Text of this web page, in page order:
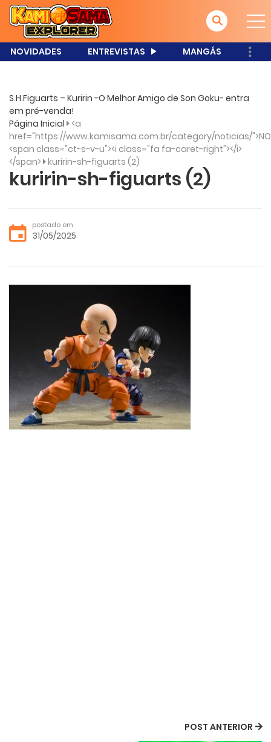
NOVIDADES ENTREVISTAS MANGÁS
S.H.Figuarts – Kuririn -O Melhor Amigo de Son Goku- entra
em pré-venda!
Página Inicial <a
href="https://www.kamisama.com.br/category/noticias/
<span class="ct-s-v-u"><i class="fa fa-caret-right"></i>
</span> kuririn-sh-figuarts (2)
kuririn-sh-figuarts (2)
postado em
31/05/2025
POST ANTERIOR